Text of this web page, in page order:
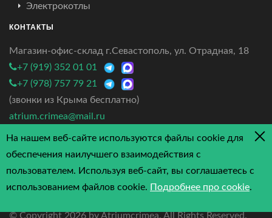
Электрокотлы
КОНТАКТЫ
Магазин-офис-склад г.Севастополь, ул. Отрадная, 18
+7 (919) 352 01 01
+7 (978) 757 79 21
(звонки из Крыма бесплатно)
atrium.crimea@mail.ru
4.7/5 - 3 отзыва
© Copyright2026 by Atriumcrimea. All Rights Reserved.
На нашем веб-сайте используются файлы cookie для
обеспечения наилучшего взаимодействия с
пользователем. Используя веб-сайт, вы соглашаетесь с
использованием файлов cookie. Подробнее про cookie.